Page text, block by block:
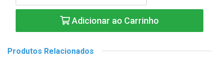
Adicionar ao Carrinho
Produtos Relacionados